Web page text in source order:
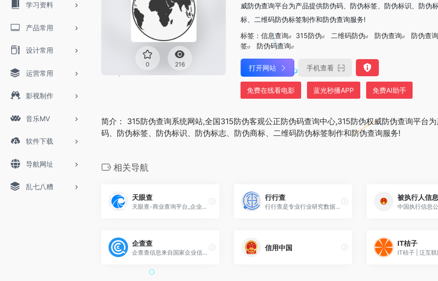
学习资料
产品常用
设计常用
运营常用
影视制作
音乐MV
软件下载
导航网址
乱七八糟
0 216
威防伪查询平台为产品提供防伪码、防伪标签、防伪标识、防伪
标、二维码防伪标签制作和防伪查询服务!
标签： 信息查询 315防伪 二维码防伪 防伪查询
防伪查
签
防伪码查询
打开网站 手机查看
免费在线看电影 蓝光秒播APP 免费AI助手
简介： 315防伪查询系统网站,全国315防伪客观公正防伪码查询中心,315防伪权威防伪查询平台
码、防伪标签、防伪标识、防伪标志、防伪商标、二维码防伪标签制作和防伪查询服务!
相关导航
天眼查
天眼查-商业查询平台_企业信息查询_公司查询_工商查询_企业信用信息系统
行行查
行行查是专业行业研究数据库，包含海量细分行业研究报告，研究信息覆盖大消费、节能环保、传媒娱乐、信息科技、地产金融、生命健康、先进制造、传统行业等领域；行行查机器人自动对接多渠道权威数据源，覆盖海量行业研究数据，基于已建模型，机器人自动在数据生产平台完成数据清洗和数据转换，并实现精准标签及全流程可视化。
被执行人信
中国执行信息
企查查
企查查信息来自国家企业信用信息公示系统，提供企业信息查询,工商查询,企业信用评价查询，企业纠纷查询，企业现金流查询，企业股权查询，企业负债查询，企业资产查询，企业财报查询,公司查询等相关信息查询；帮您快速了解企业信息,企业工商信息,企业信用信息等经营和人员投资状况！
信用中国
IT桔子